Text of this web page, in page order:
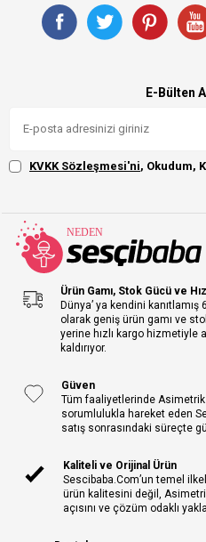
E-Bülten
KVKK Sözleşmesi'ni, Okudum,
Ürün Gamı, Stok Gücü ve
Dünya’ ya kendini kanıtlamış
olarak geniş ürün gamı ve
yerine hızlı kargo hizmetiyle
kaldırıyor.
Güven
Tüm faaliyetlerinde
sorumlulukla hareket eden
satış sonrasındaki süreçte
Kaliteli ve Orijinal Ürün
Sescibaba.Com’un temel
ürün kalitesini değil,
açısını ve çözüm odaklı